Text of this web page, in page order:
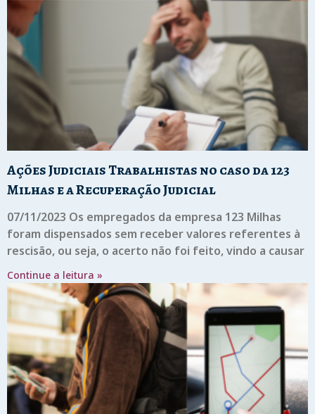
Ações Judiciais Trabalhistas no caso da 123
Milhas e a Recuperação Judicial
07/11/2023 Os empregados da empresa 123 Milhas
foram dispensados sem receber valores referentes à
rescisão, ou seja, o acerto não foi feito, vindo a causar
Continue a leitura »